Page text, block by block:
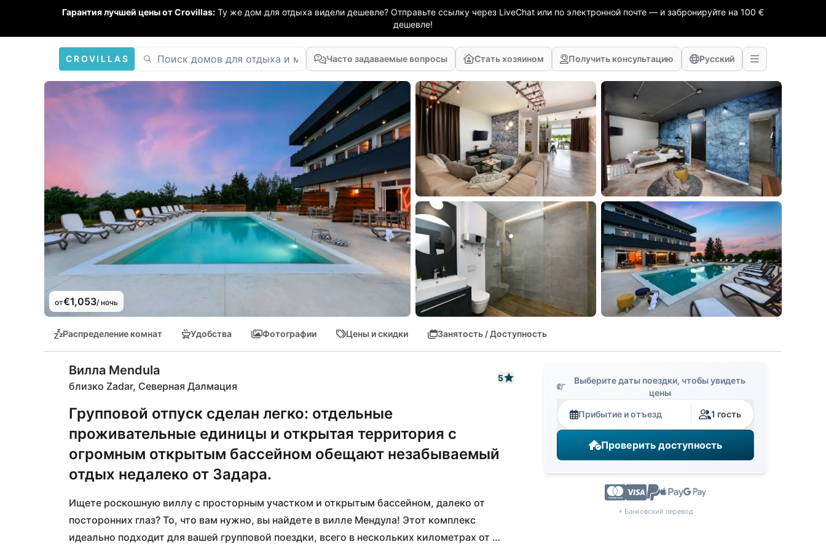
Гарантия лучшей цены от Crovillas: Ту же дом для отдыха видели дешевле? Отправьте ссылку через LiveChat или по электронной почте — и забронируйте на 100 €
дешевле!
CROVILLAS Часто задаваемые вопросы Стать хозяином Получить консультацию Русский
от€1,053/ ночь
Распределение комнат Удобства Фотографии Цены и скидки Занятость / Доступность
Вилла Mendula
близко Zadar, Северная Далмация
5
Групповой отпуск сделан легко: отдельные
проживательные единицы и открытая территория с
огромным открытым бассейном обещают незабываемый
отдых недалеко от Задара.
Ищете роскошную виллу с просторным участком и открытым бассейном, далеко от
посторонних глаз? То, что вам нужно, вы найдете в вилле Мендула! Этот комплекс
идеально подходит для вашей групповой поездки, всего в нескольких километрах от
Выберите даты поездки, чтобы увидеть
цены
Прибытие и отъезд 1 гость
Проверить доступность
+ Банковский перевод